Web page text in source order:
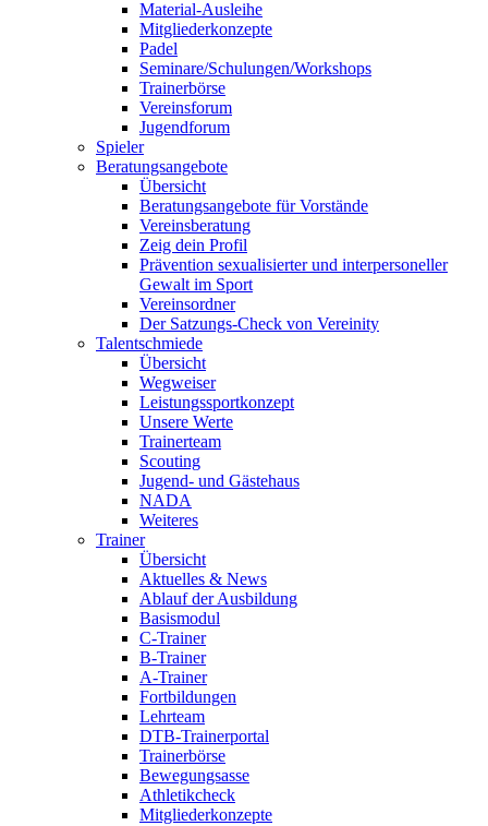
Material-Ausleihe
Mitgliederkonzepte
Padel
Seminare/Schulungen/Workshops
Trainerbörse
Vereinsforum
Jugendforum
Spieler
Beratungsangebote
Übersicht
Beratungsangebote für Vorstände
Vereinsberatung
Zeig dein Profil
Prävention sexualisierter und interpersoneller
Gewalt im Sport
Vereinsordner
Der Satzungs-Check von Vereinity
Talentschmiede
Übersicht
Wegweiser
Leistungssportkonzept
Unsere Werte
Trainerteam
Scouting
Jugend- und Gästehaus
NADA
Weiteres
Trainer
Übersicht
Aktuelles & News
Ablauf der Ausbildung
Basismodul
C-Trainer
B-Trainer
A-Trainer
Fortbildungen
Lehrteam
DTB-Trainerportal
Trainerbörse
Bewegungsasse
Athletikcheck
Mitgliederkonzepte